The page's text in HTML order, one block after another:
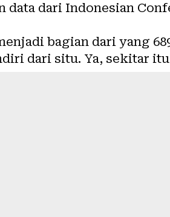
dari Indonesian
bagian dari yang
dari situ. Ya, sekitar